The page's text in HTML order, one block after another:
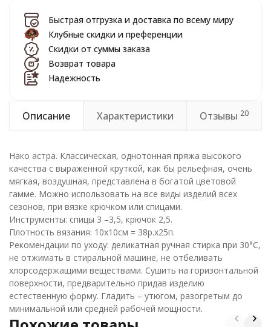
Быстрая отгрузка и доставка по всему миру
Клубные скидки и преференции
Скидки от суммы заказа
Возврат товара
Надежность
Описание Характеристики Отзывы 20
Нако астра. Классическая, однотонная пряжа высокого
качества с выраженной круткой, как бы рельефная, очень
мягкая, воздушная, представлена в богатой цветовой
гамме. Можно использовать на все виды изделий всех
сезонов, при вязке крючком или спицами.
Инструменты: спицы 3 –3,5, крючок 2,5.
Плотность вязания: 10х10см = 38р.х25п.
Рекомендации по уходу: деликатная ручная стирка при 30°С,
не отжимать в стиральной машине, не отбеливать
хлорсодержащими веществами. Сушить на горизонтальной
поверхности, предварительно придав изделию
естественную форму. Гладить – утюгом, разогретым до
минимальной или средней рабочей мощности.